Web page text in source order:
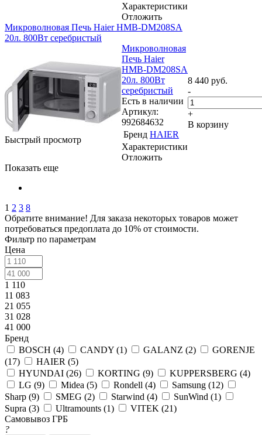
Характеристики
Отложить
Микроволновая Печь Haier HMB-DM208SA
20л. 800Вт серебристый
Быстрый просмотр
Микроволновая
Печь Haier
HMB-DM208SA
20л. 800Вт
серебристый
Есть в наличии
Артикул:
992684632
Бренд HAIER
Характеристики
Отложить
8 440 руб.
-
+
В корзину
Показать еще
1 2 3 8
Обратите внимание! Для заказа некоторых товаров может
потребоваться предоплата до 10% от стоимости.
Фильтр по параметрам
Цена
1 110
11 083
21 055
31 028
41 000
Бренд
BOSCH (4) CANDY (1) GALANZ (2)
GORENJE
(17) HAIER (5)
HYUNDAI (26) KORTING (9) KUPPERSBERG (4)
LG (9) Midea (5) Rondell (4) Samsung (12)
Sharp (9) SMEG (2) Starwind (4) SunWind (1)
Supra (3) Ultramounts (1) VITEK (21)
Самовывоз ГРБ
?